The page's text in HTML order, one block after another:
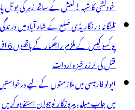
خودکشی کا شبہ ! نعش کے ساتھ زہر کی بوتل
تلنگانہ : رنگاریڈی ضلع کے شاہ آباد میں
قتل کی لرزہ خیز واردات
میں جاب میلہ، بیروزگار نوجوان استفادہ کریں